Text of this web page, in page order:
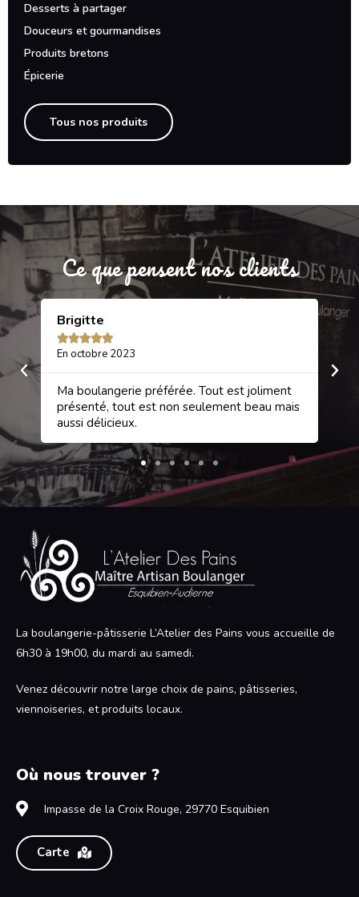
Desserts à partager
Douceurs et gourmandises
Produits bretons
Épicerie
Tous nos produits
Ce que pensent nos clients
Brigitte

En octobre 2023
Ma boulangerie préférée. Tout est joliment
présenté, tout est non seulement beau mais
aussi délicieux.
La boulangerie-pâtisserie L’Atelier des Pains vous accueille de
6h30 à 19h00, du mardi au samedi.
Venez découvrir notre large choix de pains, pâtisseries,
viennoiseries, et produits locaux.
Où nous trouver ?
Impasse de la Croix Rouge, 29770 Esquibien
Carte